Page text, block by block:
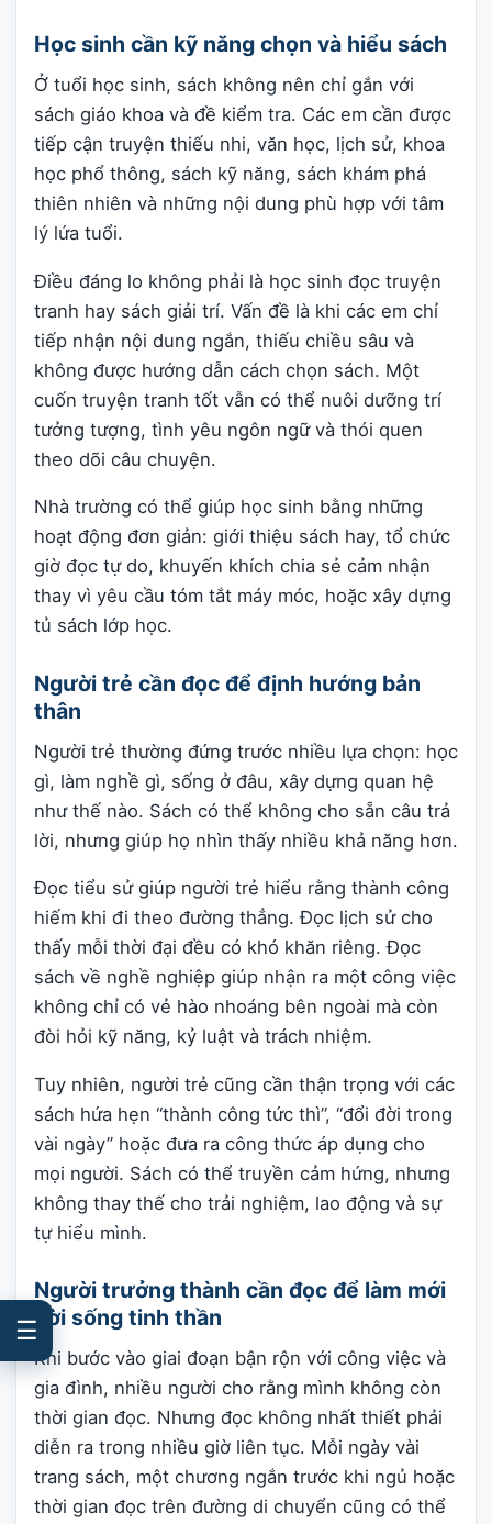
Học sinh cần kỹ năng chọn và hiểu sách
Ở tuổi học sinh, sách không nên chỉ gắn với
sách giáo khoa và đề kiểm tra. Các em cần được
tiếp cận truyện thiếu nhi, văn học, lịch sử, khoa
học phổ thông, sách kỹ năng, sách khám phá
thiên nhiên và những nội dung phù hợp với tâm
lý lứa tuổi.
Điều đáng lo không phải là học sinh đọc truyện
tranh hay sách giải trí. Vấn đề là khi các em chỉ
tiếp nhận nội dung ngắn, thiếu chiều sâu và
không được hướng dẫn cách chọn sách. Một
cuốn truyện tranh tốt vẫn có thể nuôi dưỡng trí
tưởng tượng, tình yêu ngôn ngữ và thói quen
theo dõi câu chuyện.
Nhà trường có thể giúp học sinh bằng những
hoạt động đơn giản: giới thiệu sách hay, tổ chức
giờ đọc tự do, khuyến khích chia sẻ cảm nhận
thay vì yêu cầu tóm tắt máy móc, hoặc xây dựng
tủ sách lớp học.
Người trẻ cần đọc để định hướng bản
thân
Người trẻ thường đứng trước nhiều lựa chọn: học
gì, làm nghề gì, sống ở đâu, xây dựng quan hệ
như thế nào. Sách có thể không cho sẵn câu trả
lời, nhưng giúp họ nhìn thấy nhiều khả năng hơn.
Đọc tiểu sử giúp người trẻ hiểu rằng thành công
hiếm khi đi theo đường thẳng. Đọc lịch sử cho
thấy mỗi thời đại đều có khó khăn riêng. Đọc
sách về nghề nghiệp giúp nhận ra một công việc
không chỉ có vẻ hào nhoáng bên ngoài mà còn
đòi hỏi kỹ năng, kỷ luật và trách nhiệm.
Tuy nhiên, người trẻ cũng cần thận trọng với các
sách hứa hẹn “thành công tức thì”, “đổi đời trong
vài ngày” hoặc đưa ra công thức áp dụng cho
mọi người. Sách có thể truyền cảm hứng, nhưng
không thay thế cho trải nghiệm, lao động và sự
tự hiểu mình.
Người trưởng thành cần đọc để làm mới
đời sống tinh thần
Khi bước vào giai đoạn bận rộn với công việc và
gia đình, nhiều người cho rằng mình không còn
thời gian đọc. Nhưng đọc không nhất thiết phải
diễn ra trong nhiều giờ liên tục. Mỗi ngày vài
trang sách, một chương ngắn trước khi ngủ hoặc
thời gian đọc trên đường di chuyển cũng có thể
☰